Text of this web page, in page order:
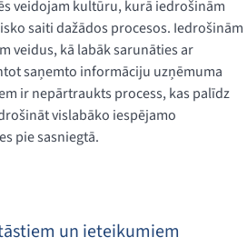
veidojam kultūru, kurā iedrošinām
saiti dažādos procesos. Iedrošinām
veidus, kā labāk sarunāties ar
saņemto informāciju uzņēmuma
ir nepārtraukts process, kas palīdz
vislabāko iespējamo
pie sasniegtā.
un ieteikumiem